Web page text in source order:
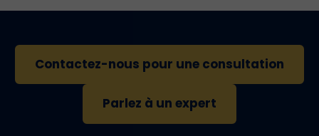
Contactez-nous pour une consultation
Parlez à un expert